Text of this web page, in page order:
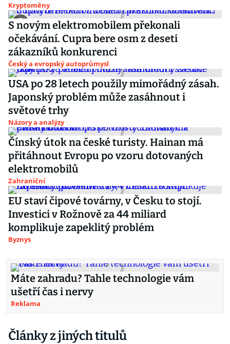
Kryptoměny
S novým elektromobilem překonali
očekávání. Cupra bere osm z deseti
zákazníků konkurenci
Český a evropský autoprůmysl
USA po 28 letech použily mimořádný zásah.
Japonský problém může zasáhnout i
světové trhy
Názory a analýzy
Čínský útok na české turisty. Hainan má
přitáhnout Evropu po vzoru dotovaných
elektromobilů
Zahraniční
EU staví čipové továrny, v Česku to stojí.
Investici v Rožnově za 44 miliard
komplikuje zapeklitý problém
Byznys
Máte zahradu? Tahle technologie vám
ušetří čas i nervy
Reklama
Články z jiných titulů